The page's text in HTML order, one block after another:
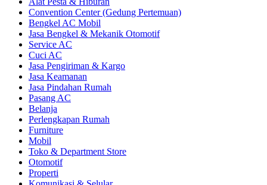
Convention Center (Gedung Pertemuan)
Bengkel AC Mobil
Jasa Bengkel & Mekanik Otomotif
Service AC
Cuci AC
Jasa Pengiriman & Kargo
Jasa Keamanan
Jasa Pindahan Rumah
Pasang AC
Belanja
Perlengkapan Rumah
Furniture
Mobil
Toko & Department Store
Otomotif
Properti